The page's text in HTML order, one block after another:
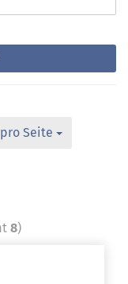
Seite
8)